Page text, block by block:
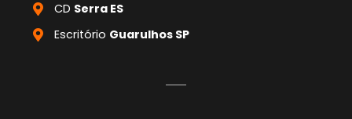
CD Serra ES
Escritório Guarulhos SP